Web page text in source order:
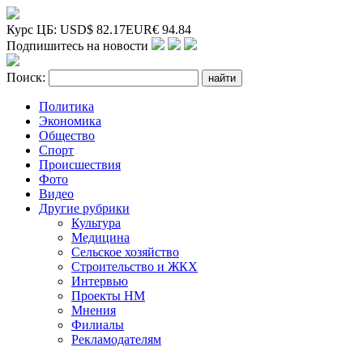
Курс ЦБ: USD$ 82.17EUR€ 94.84
Подпишитесь на новости
Поиск:
Политика
Экономика
Общество
Спорт
Происшествия
Фото
Видео
Другие рубрики
Культура
Медицина
Сельское хозяйство
Строительство и ЖКХ
Интервью
Проекты НМ
Мнения
Филиалы
Рекламодателям